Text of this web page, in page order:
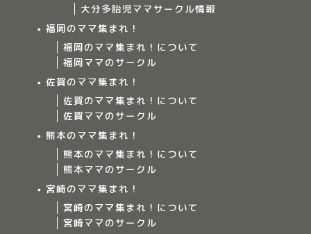
大分多胎児ママサークル情報
福岡のママ集まれ！
福岡のママ集まれ！について
福岡ママのサークル
佐賀のママ集まれ！
佐賀のママ集まれ！について
佐賀ママのサークル
熊本のママ集まれ！
熊本のママ集まれ！について
熊本ママのサークル
宮崎のママ集まれ！
宮崎のママ集まれ！について
宮崎ママのサークル
ママ集まれ！について
ママ集まれ！スタッフ